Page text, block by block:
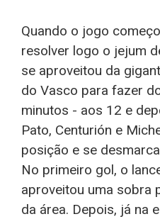
Quando o jogo
resolver logo o jejum
se aproveitou da
do Vasco para fazer
minutos - aos 12 e
Pato, Centurión e
posição e se
No primeiro gol, o
aproveitou uma sobra
da área. Depois, já na